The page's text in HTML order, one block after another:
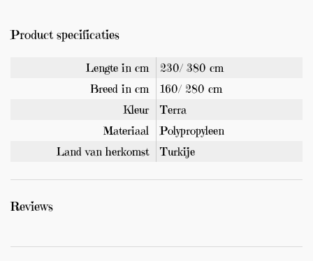
Product specificaties
Lengte in cm
230/ 380 cm
Breed in cm
160/ 280 cm
Kleur
Terra
Materiaal
Polypropyleen
Land van herkomst
Turkije
Reviews